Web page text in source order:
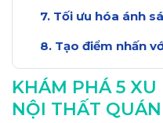
Tối ưu hóa ánh
Tạo điểm nhấn
Kết luận về các
KHÁM PHÁ 5 XU
NỘI THẤT